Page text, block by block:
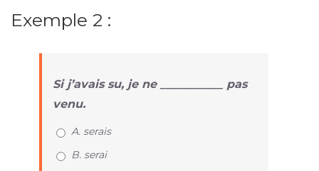
Exemple 2 :
Si j’avais su, je ne ___________ pas
venu.
A. serais
B. serai